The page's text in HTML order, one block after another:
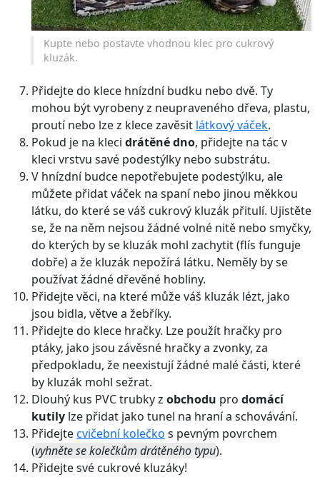
Kupte nebo postavte vhodnou klec pro cukrový
kluzák.
Přidejte do klece hnízdní budku nebo dvě. Ty
mohou být vyrobeny z neupraveného dřeva, plastu,
proutí nebo lze z klece zavěsit látkový váček.
Pokud je na kleci drátěné dno, přidejte na tác v
kleci vrstvu savé podestýlky nebo substrátu.
V hnízdní budce nepotřebujete podestýlku, ale
můžete přidat váček na spaní nebo jinou měkkou
látku, do které se váš cukrový kluzák přitulí. Ujistěte
se, že na něm nejsou žádné volné nitě nebo smyčky,
do kterých by se kluzák mohl zachytit (flís funguje
dobře) a že kluzák nepožírá látku. Neměly by se
používat žádné dřevěné hobliny.
Přidejte věci, na které může váš kluzák lézt, jako
jsou bidla, větve a žebříky.
Přidejte do klece hračky. Lze použít hračky pro
ptáky, jako jsou závěsné hračky a zvonky, za
předpokladu, že neexistují žádné malé části, které
by kluzák mohl sežrat.
Dlouhý kus PVC trubky z obchodu pro domácí
kutily lze přidat jako tunel na hraní a schovávání.
Přidejtecvičební kolečko s pevným povrchem
(vyhněte se kolečkům drátěného typu).
Přidejte své cukrové kluzáky!